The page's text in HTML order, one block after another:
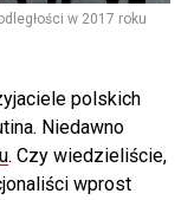
w 2017 roku
polskich
Niedawno
. Czy wiedzieliście,
wprost